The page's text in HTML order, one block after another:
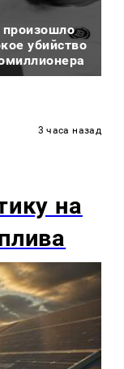
убийство
3 часа назад
на